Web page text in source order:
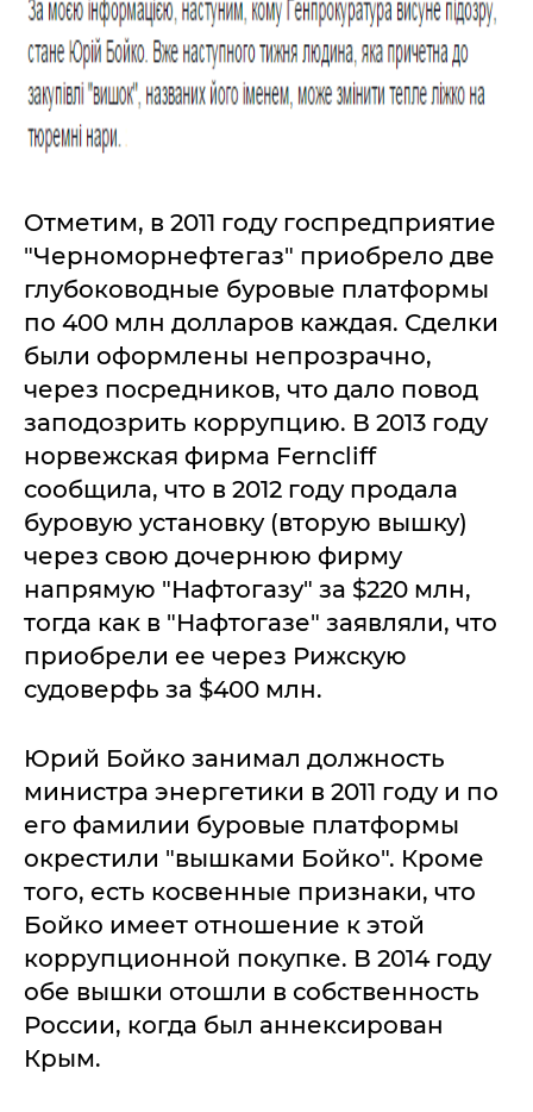
Отметим, в 2011 году госпредприятие
"Черноморнефтегаз" приобрело две
глубоководные буровые платформы
по 400 млн долларов каждая. Сделки
были оформлены непрозрачно,
через посредников, что дало повод
заподозрить коррупцию. В 2013 году
норвежская фирма Ferncliff
сообщила, что в 2012 году продала
буровую установку (вторую вышку)
через свою дочернюю фирму
напрямую "Нафтогазу" за $220 млн,
тогда как в "Нафтогазе" заявляли, что
приобрели ее через Рижскую
судоверфь за $400 млн.
Юрий Бойко занимал должность
министра энергетики в 2011 году и по
его фамилии буровые платформы
окрестили "вышками Бойко". Кроме
того, есть косвенные признаки, что
Бойко имеет отношение к этой
коррупционной покупке. В 2014 году
обе вышки отошли в собственность
России, когда был аннексирован
Крым.